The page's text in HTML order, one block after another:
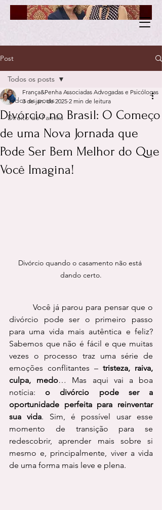
Post
Todos os posts
Direito de Família
Todos os posts
Divórcio no Brasil: O Começo
de uma Nova Jornada que
Pode Ser Bem Melhor do Que
Você Imagina!
França&Penha Associadas Advogadas e Psicólogas
3 de jan. de 2025 2 min de leitura
Divórcio quando o casamento não está
dando certo.
divórcio pode ser o primeiro passo
para uma vida mais autêntica e feliz?
Sabemos que não é fácil e que muitas
vezes o processo traz uma série de
emoções conflitantes – tristeza, raiva,
culpa, medo… Mas aqui vai a boa
notícia: o divórcio pode ser a
oportunidade perfeita para reinventar
sua vida. Sim, é possível usar esse
momento de transição para se
redescobrir, aprender mais sobre si
mesmo e, principalmente, viver a vida
de uma forma mais leve e plena.